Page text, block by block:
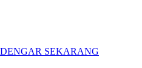
DENGAR SEKARANG